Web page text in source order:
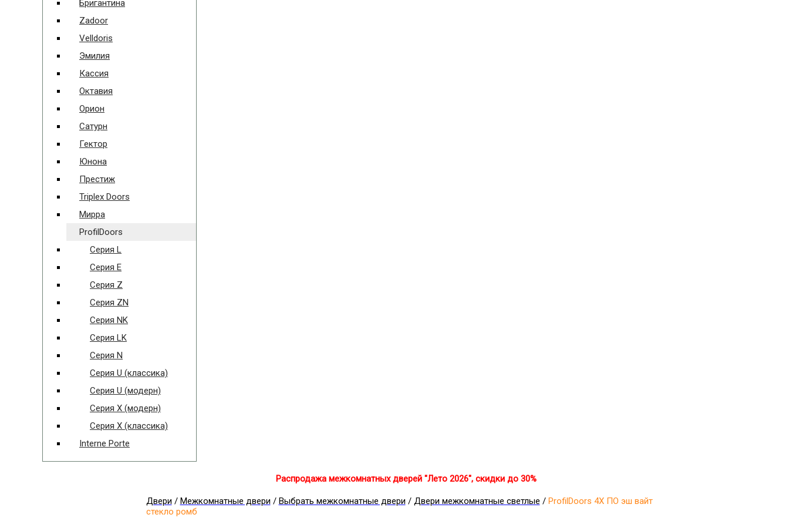
Бригантина
Zadoor
Velldoris
Эмилия
Кассия
Октавия
Орион
Сатурн
Гектор
Юнона
Престиж
Triplex Doors
Мирра
ProfilDoors
Серия L
Серия E
Серия Z
Серия ZN
Серия NK
Серия LK
Серия N
Серия U (классика)
Серия U (модерн)
Серия X (модерн)
Серия X (классика)
Interne Porte
Распродажа межкомнатных дверей "Лето 2026", скидки до 30%
Двери / Межкомнатные двери / Выбрать межкомнатные двери / Двери межкомнатные светлые / ProfilDoors 4X ПО эш вайт
стекло ромб